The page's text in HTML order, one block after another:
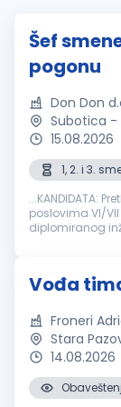
Šef
pogonu
Don Don
Subotica -
15.08.2026
1, 2. i 3.
...KANDIDATA: Prethodno radno iskustvo na istim ili sličnim
poslovima VI/
diplomiranog
Vođa
Froneri
Stara
14.08.2026